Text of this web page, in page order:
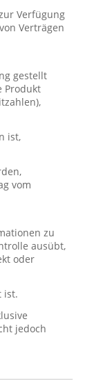
Verfügung
Verträgen
gestellt
Produkt
ist,
vom
zu
ausübt,
oder
ist.
jedoch